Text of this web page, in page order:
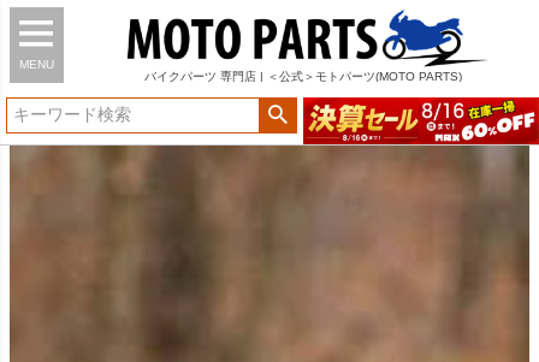
MENU
バイク パーツ 専門店 | ＜公式＞モトパーツ(MOTO PARTS)